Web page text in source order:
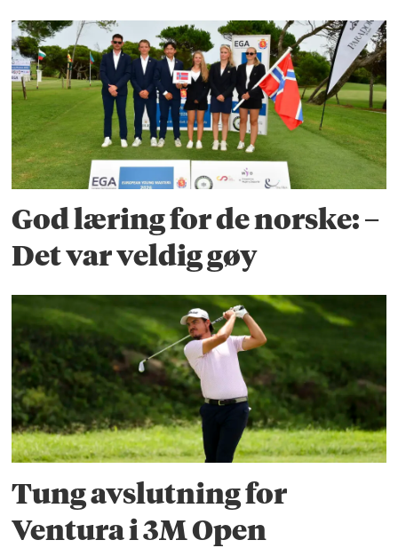
God læring for de norske: –
Det var veldig gøy
Tung avslutning for
Ventura i 3M Open